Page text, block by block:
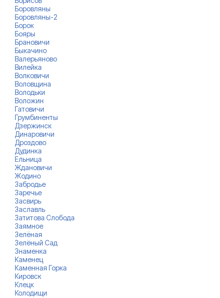
Боровляны
Боровляны-2
Борок
Бояры
Брановичи
Быкачино
Валерьяново
Вилейка
Волковичи
Воловщина
Володьки
Воложин
Гатовичи
Грумбиненты
Дзержинск
Динаровичи
Дроздово
Дудинка
Ельница
Ждановичи
Жодино
Забродье
Заречье
Засвирь
Заславль
Затитова Слобода
Заямное
Зелёная
Зелёный Сад
Знаменка
Каменец
Каменная Горка
Кировск
Клецк
Колодищи